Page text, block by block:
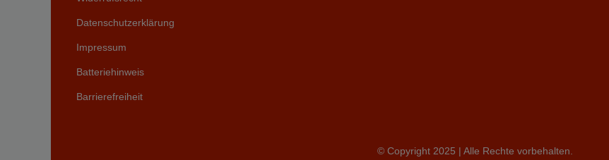
Datenschutzerklärung
Impressum
Batteriehinweis
Barrierefreiheit
© Copyright 2025 | Alle Rechte vorbehalten.